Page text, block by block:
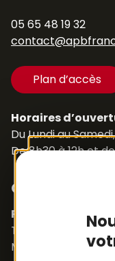
05 65 48 19 32
Plan d’accès
Horaires
Du Lundi au Samedi,
De 8h30 à 12h et de
Contacts
Pièces détachées
Tél. +33 (0)5 65 48
Mail :